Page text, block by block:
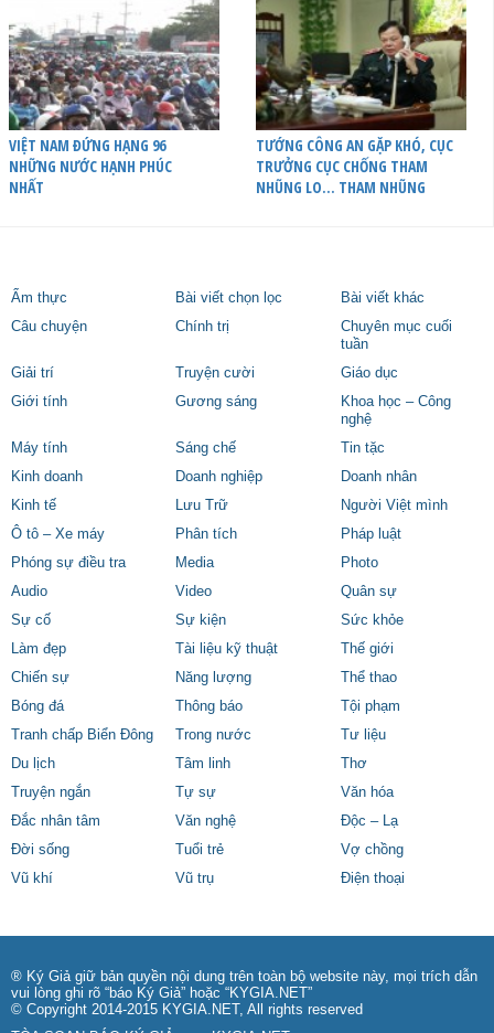
VIỆT NAM ĐỨNG HẠNG 96
NHỮNG NƯỚC HẠNH PHÚC
NHẤT
TƯỚNG CÔNG AN GẶP KHÓ, CỤC
TRƯỞNG CỤC CHỐNG THAM
NHŨNG LO… THAM NHŨNG
Ẩm thực Bài viết chọn lọc
Bài viết khác
Câu chuyện
Chính trị
Chuyên mục cuối
tuần
Giải trí
Truyện cười
Giáo dục
Giới tính
Gương sáng
Khoa học – Công
nghệ
Máy tính
Sáng chế
Tin tặc
Kinh doanh
Doanh nghiệp
Doanh nhân
Kinh tế
Lưu Trữ
Người Việt mình
Ô tô – Xe máy
Phân tích
Pháp luật
Phóng sự điều tra
Media
Photo
Audio
Video
Quân sự
Sự cố
Sự kiện
Sức khỏe
Làm đẹp
Tài liệu kỹ thuật
Thế giới
Chiến sự
Năng lượng
Thể thao
Bóng đá
Thông báo
Tội phạm
Tranh chấp Biển Đông
Trong nước
Tư liệu
Du lịch
Tâm linh
Thơ
Truyện ngắn
Tự sự
Văn hóa
Đắc nhân tâm
Văn nghệ
Độc – Lạ
Đời sống
Tuổi trẻ
Vợ chồng
Vũ khí
Vũ trụ Điện thoại
® Ký Giả giữ bản quyền nội dung trên toàn bộ website này, mọi trích dẫn
vui lòng ghi rõ “báo Ký Giả” hoặc “KYGIA.NET”
© Copyright 2014-2015 KYGIA.NET, All rights reserved